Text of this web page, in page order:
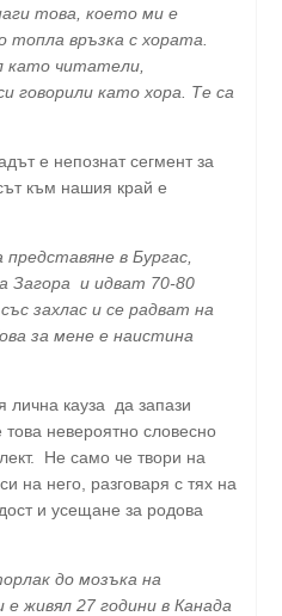
това, което ми е
топла връзка с хората.
като читатели,
говорили като хора. Те са
е непознат сегмент за
към нашия край е
в Бургас,
Загора и идват 70-80
захлас и се радват на
за мене е наистина
кауза да запази
невероятно словесно
Не само че твори на
на него, разговаря с тях на
и усещане за родова
до мозъка на
живял 27 години в Канада